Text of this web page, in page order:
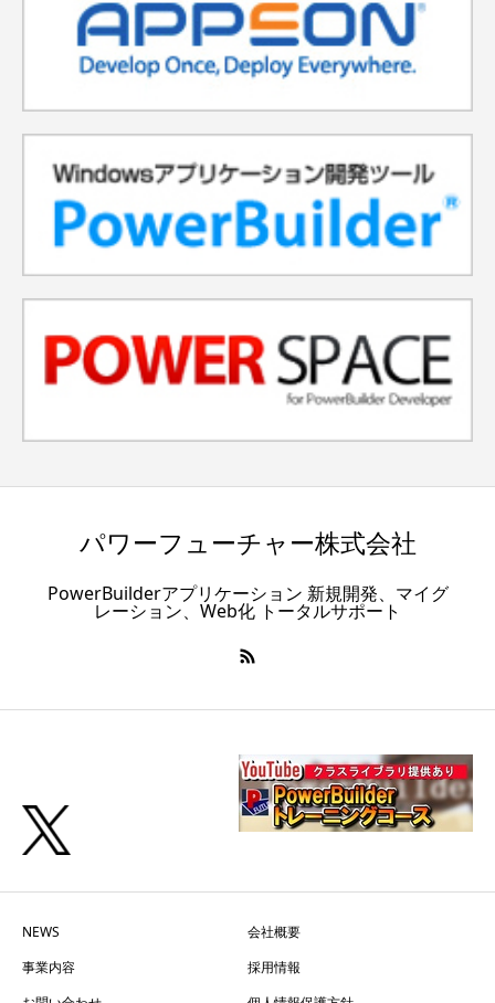
パワーフューチャー株式会社
PowerBuilderアプリケーション 新規開発、マイグ
レーション、Web化 トータルサポート
NEWS
会社概要
事業内容
採用情報